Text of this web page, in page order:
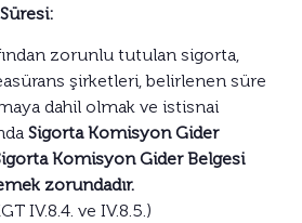
zorunlu tutulan sigorta,
şirketleri, belirlenen süre
dahil olmak ve istisnai
Sigorta Komisyon Gider
Komisyon Gider Belgesi
zorundadır.
IV.8.4. ve IV.8.5.)